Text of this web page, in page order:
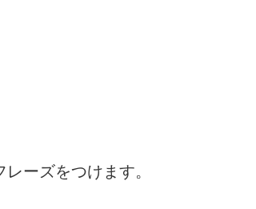
ーズをつけます。